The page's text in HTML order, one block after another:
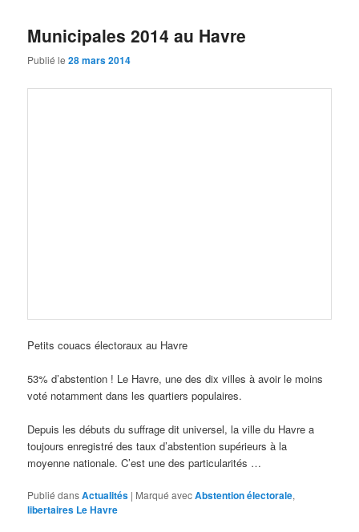
Municipales 2014 au Havre
Publié le28 mars 2014
Petits couacs électoraux au Havre
53% d’abstention ! Le Havre, une des dix villes à avoir le moins
voté notamment dans les quartiers populaires.
Depuis les débuts du suffrage dit universel, la ville du Havre a
toujours enregistré des taux d’abstention supérieurs à la
moyenne nationale. C’est une des particularités …
Publié dansActualités | Marqué avecAbstention électorale,
libertaires Le Havre